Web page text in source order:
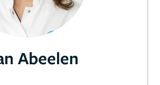
Abeelen